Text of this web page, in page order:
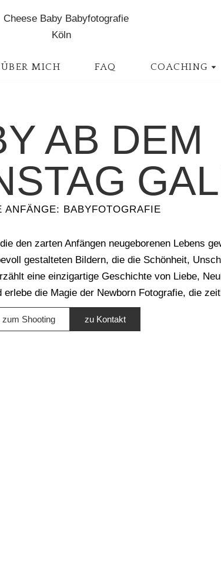
ÜBER MICH FAQ COACHING
AB DEM
ANFÄNGE: BABYFOTOGRAFIE
den zarten Anfängen neugeborenen Lebens
gestalteten Bildern, die die Schönheit,
eine einzigartige Geschichte von Liebe,
die Magie der Newborn Fotografie, die
zum Shooting zu Kontakt